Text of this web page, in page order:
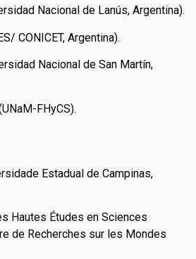
Nacional de Lanús, Argentina).
CONICET, Argentina).
Nacional de San Martín,
FHyCS).
Estadual de Campinas,
Hautes Études en Sciences
de Recherches sur les Mondes